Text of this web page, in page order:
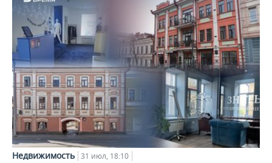
Недвижимость 31 июл, 18:10